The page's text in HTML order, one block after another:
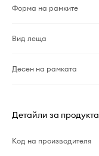
Форма на рамките
Вид леща
Десен на рамката
Детайли за продукта
Код на производителя